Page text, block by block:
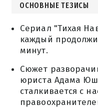
ОСНОВНЫЕ ТЕЗИСЫ
Сериал "Тихая
каждый
минут.
Сюжет
юриста Адама
сталкивается с